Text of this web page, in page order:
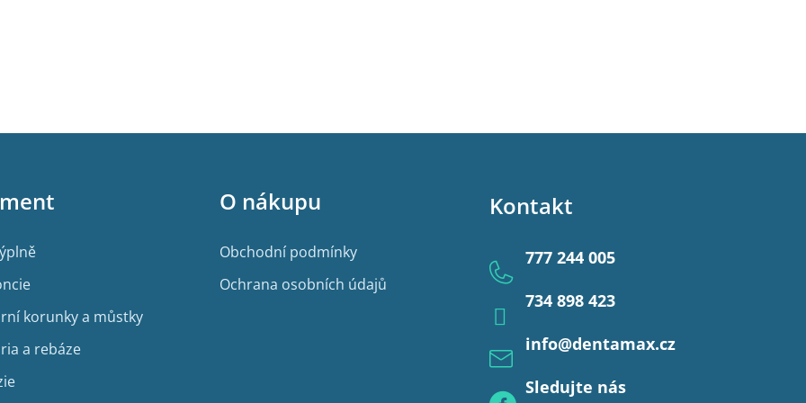
korunky a můstky
a rebáze
O nákupu
Obchodní podmínky
Ochrana osobních údajů
Kontakt
info@dentamax.cz
777 244 005
734 898 423
Sledujte nás